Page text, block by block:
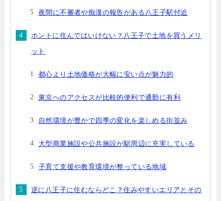
夜間に不審者や痴漢の報告がある八王子駅付近
ホントに住んではいけない？八王子で土地を買うメリ
ット
都心より土地価格が大幅に安い点が魅力的
東京へのアクセスが比較的便利で通勤に有利
自然環境が豊かで四季の変化を楽しめる街並み
大型商業施設や公共施設が駅周辺に充実している
子育て支援や教育環境が整っている地域
逆に八王子に住むならどこ？住みやすいエリアとその